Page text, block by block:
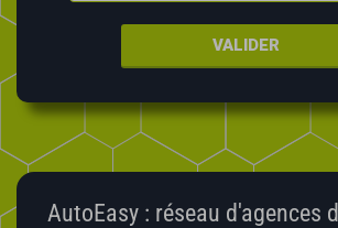
VALIDER
AutoEasy : réseau d'agences